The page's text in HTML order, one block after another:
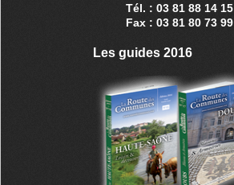
Tél. : 03 81 88 14 15
Fax : 03 81 80 73 99
Les guides 2016